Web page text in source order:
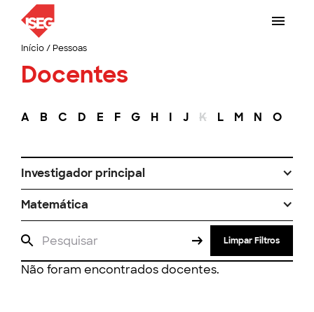
Início/ Pessoas
Docentes
A B C D E F G H I J K L M N O
Investigador principal
Matemática
Limpar Filtros
Não foram encontrados docentes.